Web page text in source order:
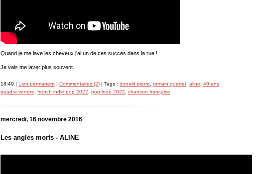
Quand je me lave les cheveux j'ai un de ces succès dans la rue !
Je vais me laver plus souvent.
18:49 | Lien permanent | Commentaires (2) | Tags : donald pierre romain guerret aline 40 ans
quadra venere
french indie pop 2022 pop indé 2022 chanson française
mercredi, 16 novembre 2016
Les angles morts - ALINE